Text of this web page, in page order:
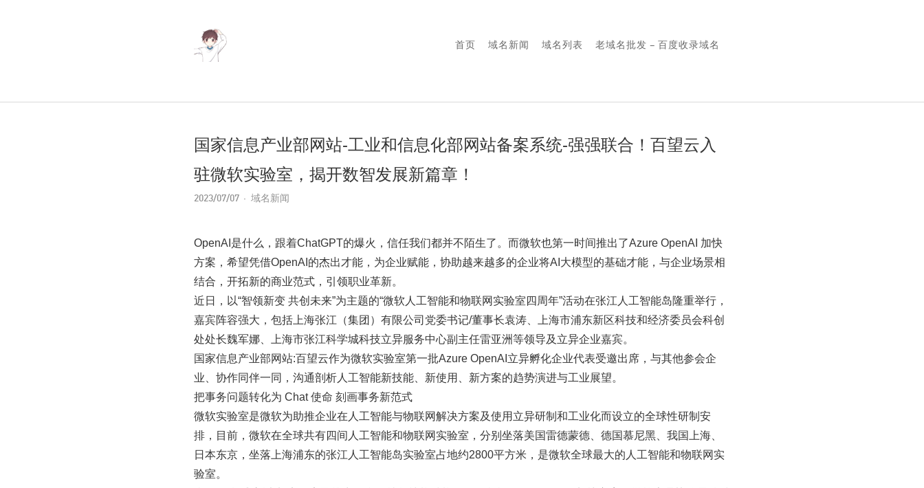
首页 域名新闻 域名列表 老域名批发 – 百度收录域名
国家信息产业部网站-工业和信息化部网站备案系统-强强联合！百望云入
驻微软实验室，揭开数智发展新篇章！
2023/07/07 域名新闻
OpenAI是什么，跟着ChatGPT的爆火，信任我们都并不陌生了。而微软也第一时间推出了Azure OpenAI 加快
方案，希望凭借OpenAI的杰出才能，为企业赋能，协助越来越多的企业将AI大模型的基础才能，与企业场景相
结合，开拓新的商业范式，引领职业革新。
近日，以“智领新变 共创未来”为主题的“微软人工智能和物联网实验室四周年”活动在张江人工智能岛隆重举行，
嘉宾阵容强大，包括上海张江（集团）有限公司党委书记/董事长袁涛、上海市浦东新区科技和经济委员会科创
处处长魏军娜、上海市张江科学城科技立异服务中心副主任雷亚洲等领导及立异企业嘉宾。
国家信息产业部网站:百望云作为微软实验室第一批Azure OpenAI立异孵化企业代表受邀出席，与其他参会企
业、协作同伴一同，沟通剖析人工智能新技能、新使用、新方案的趋势演进与工业展望。
把事务问题转化为 Chat 使命 刻画事务新范式
微软实验室是微软为助推企业在人工智能与物联网解决方案及使用立异研制和工业化而设立的全球性研制安
排，目前，微软在全球共有四间人工智能和物联网实验室，分别坐落美国雷德蒙德、德国慕尼黑、我国上海、
日本东京，坐落上海浦东的张江人工智能岛实验室占地约2800平方米，是微软全球最大的人工智能和物联网实
验室。